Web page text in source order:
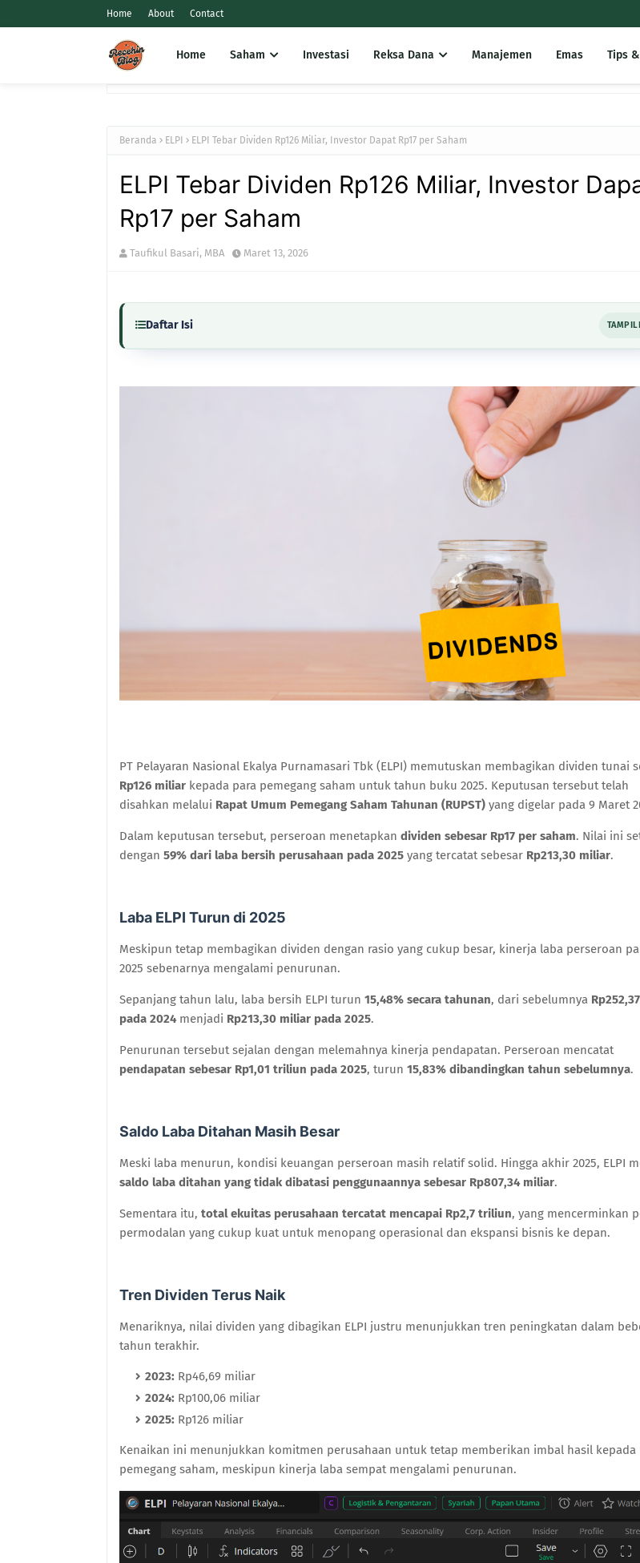
Home About Contact
Home Saham Investasi Reksa Dana Manajemen Emas Tips
Beranda ELPI ELPI Tebar Dividen Rp126 Miliar, Investor Dapat Rp17 per Saham
ELPI Tebar Dividen Rp126 Miliar, Investor
Rp17 per Saham
Taufikul Basari, MBA Maret 13, 2026
Daftar Isi
PT Pelayaran Nasional Ekalya Purnamasari Tbk (ELPI) memutuskan membagikan dividen tunai
Rp126 miliar kepada para pemegang saham untuk tahun buku 2025. Keputusan tersebut telah
disahkan melalui Rapat Umum Pemegang Saham Tahunan (RUPST) yang digelar pada 9 Maret
Dalam keputusan tersebut, perseroan menetapkan dividen sebesar Rp17 per saham. Nilai ini
dengan 59% dari laba bersih perusahaan pada 2025 yang tercatat sebesar Rp213,30 miliar.
Laba ELPI Turun di 2025
Meskipun tetap membagikan dividen dengan rasio yang cukup besar, kinerja laba perseroan
2025 sebenarnya mengalami penurunan.
Sepanjang tahun lalu, laba bersih ELPI turun 15,48% secara tahunan, dari sebelumnya
pada 2024menjadi Rp213,30 miliar pada 2025.
Penurunan tersebut sejalan dengan melemahnya kinerja pendapatan. Perseroan mencatat
pendapatan sebesar Rp1,01 triliun pada 2025, turun 15,83% dibandingkan tahun sebelumnya.
Saldo Laba Ditahan Masih Besar
Meski laba menurun, kondisi keuangan perseroan masih relatif solid. Hingga akhir 2025, ELPI
saldo laba ditahan yang tidak dibatasi penggunaannya sebesar Rp807,34 miliar.
Sementara itu, total ekuitas perusahaan tercatat mencapai Rp2,7 triliun, yang mencerminkan
permodalan yang cukup kuat untuk menopang operasional dan ekspansi bisnis ke depan.
Tren Dividen Terus Naik
Menariknya, nilai dividen yang dibagikan ELPI justru menunjukkan tren peningkatan dalam
tahun terakhir.
2023: Rp46,69 miliar
2024: Rp100,06 miliar
2025: Rp126 miliar
Kenaikan ini menunjukkan komitmen perusahaan untuk tetap memberikan imbal hasil kepada
pemegang saham, meskipun kinerja laba sempat mengalami penurunan.